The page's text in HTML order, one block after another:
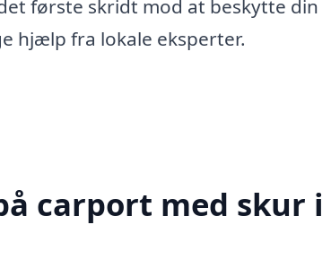
første skridt mod at beskytte din
hjælp fra lokale eksperter.
carport med skur i